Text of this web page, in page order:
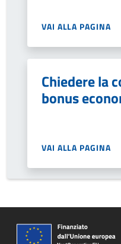
VAI ALLA PAGINA
Chiedere la
bonus
VAI ALLA PAGINA